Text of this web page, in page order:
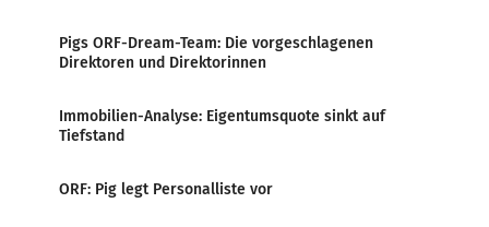
Pigs ORF-Dream-Team: Die vorgeschlagenen
Direktoren und Direktorinnen
Immobilien-Analyse: Eigentumsquote sinkt auf
Tiefstand
ORF: Pig legt Personalliste vor